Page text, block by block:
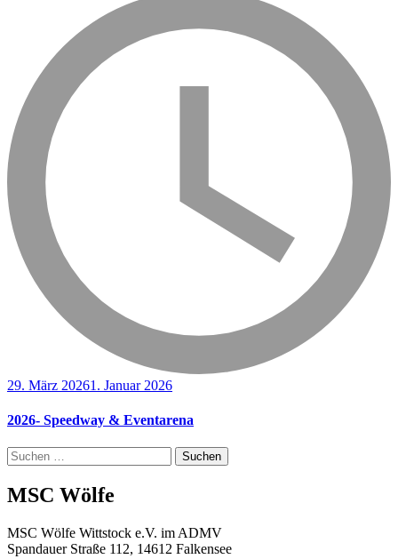
29. März 20261. Januar 2026
2026- Speedway & Eventarena
Suchen
nach:
MSC Wölfe
MSC Wölfe Wittstock e.V. im ADMV
Spandauer Straße 112, 14612 Falkensee